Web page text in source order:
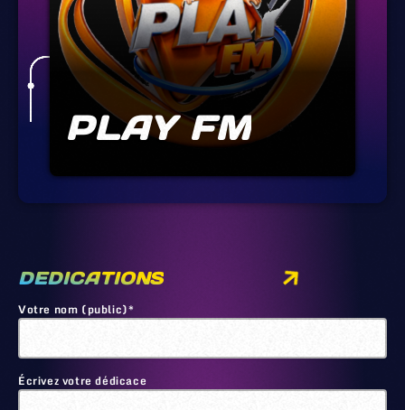
PLAY FM
DEDICATIONS
Votre nom (public)*
Écrivez votre dédicace